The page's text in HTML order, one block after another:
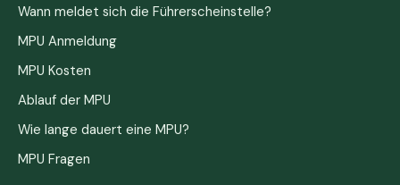
Wann meldet sich die Führerscheinstelle?
MPU Anmeldung
MPU Kosten
Ablauf der MPU
Wie lange dauert eine MPU?
MPU Fragen